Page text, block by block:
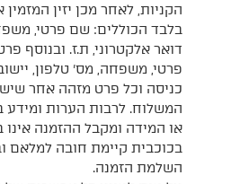
הקניות, לאחר מכן יזין
בלבד הכוללים: שם פרטי,
דואר אלקטרוני, ת.ז. ובנוסף
פרטי, משפחה, מס' טלפון,
כניסה וכל פרט מזהה אחר שיש
המשלוח. לרבות הערות ומידע
או המידה ומקבל ההזמנה
בכוכבית קיימת חובה
השלמת הזמנה.